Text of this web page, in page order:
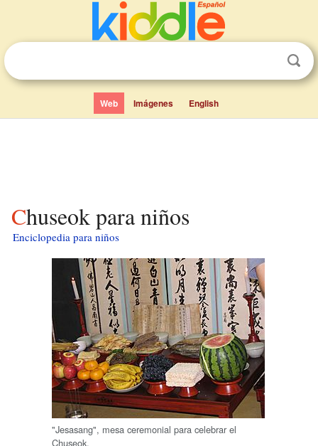
Web Imágenes English
Chuseok para niños
Enciclopedia para niños
"Jesasang", mesa ceremonial para celebrar el
Chuseok.